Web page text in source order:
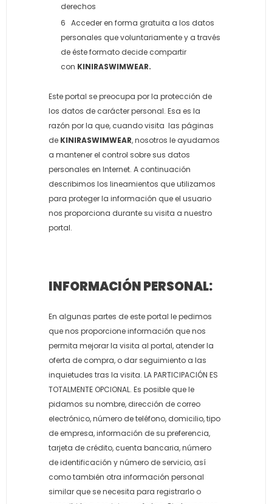
derechos
Acceder en forma gratuita a los datos
personales que voluntariamente y a través
de éste formato decide compartir
con KINIRASWIMWEAR.
Este portal se preocupa por la protección de
los datos de carácter personal. Esa es la
razón por la que, cuando visita las páginas
de KINIRASWIMWEAR, nosotros le ayudamos
a mantener el control sobre sus datos
personales en Internet. A continuación
describimos los lineamientos que utilizamos
para proteger la información que el usuario
nos proporciona durante su visita a nuestro
portal.
INFORMACIÓN PERSONAL:
En algunas partes de este portal le pedimos
que nos proporcione información que nos
permita mejorar la visita al portal, atender la
oferta de compra, o dar seguimiento a las
inquietudes tras la visita. LA PARTICIPACIÓN ES
TOTALMENTE OPCIONAL. Es posible que le
pidamos su nombre, dirección de correo
electrónico, número de teléfono, domicilio, tipo
de empresa, información de su preferencia,
tarjeta de crédito, cuenta bancaria, número
de identificación y número de servicio, así
como también otra información personal
similar que se necesita para registrarlo o